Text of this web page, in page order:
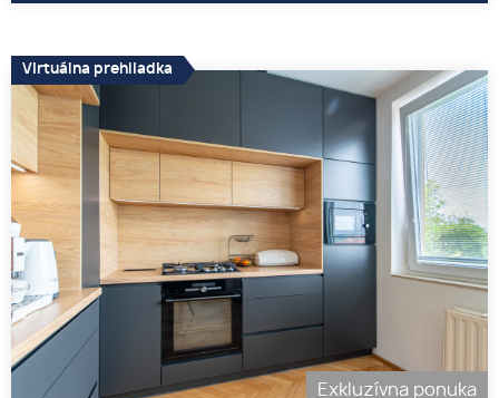
Exkluzívna ponuka
Virtuálna prehliadka